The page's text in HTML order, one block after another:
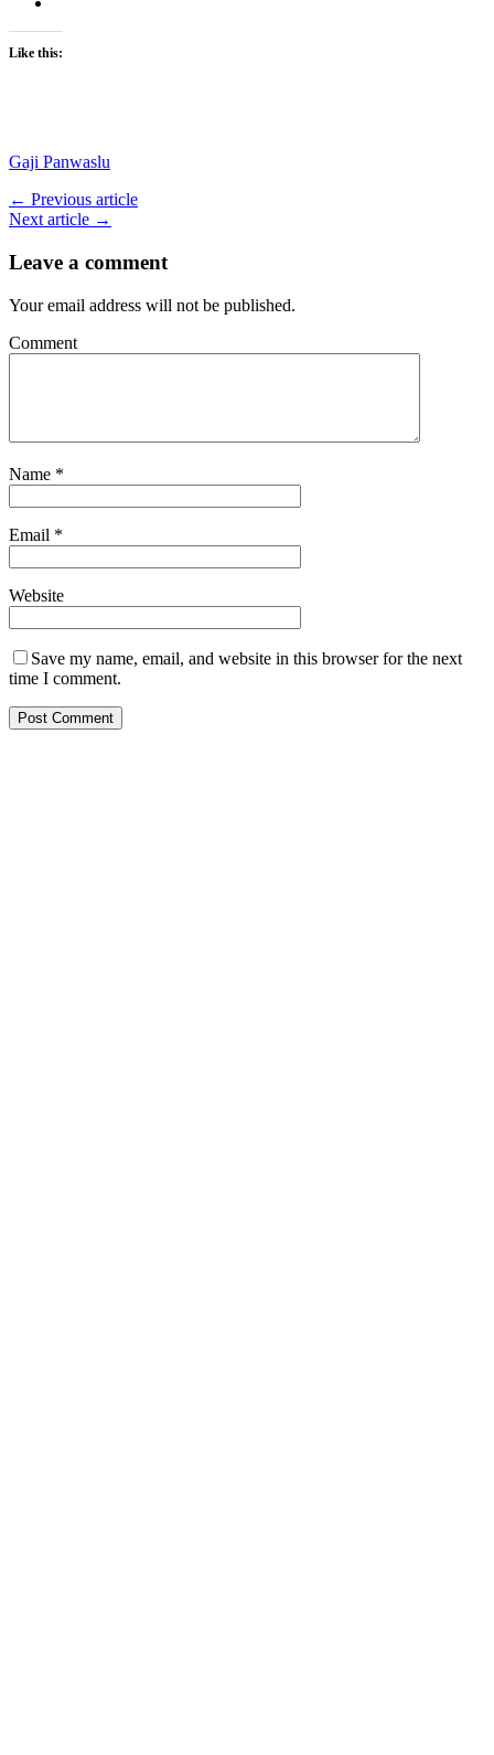
Like this:
Gaji Panwaslu
← Previous article
Next article →
Leave a comment
Your email address will not be published.
Comment
Name *
Email *
Website
Save my name, email, and website in this browser for the next
time I comment.